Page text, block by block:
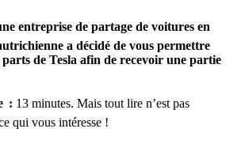
entreprise de partage de voitures en
a décidé de vous permettre
parts de Tesla afin de recevoir une partie
: 13 minutes. Mais tout lire n’est pas
qui vous intéresse !